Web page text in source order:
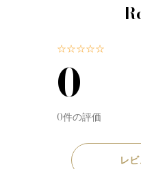
☆☆☆☆☆
0
0件の評価
レ